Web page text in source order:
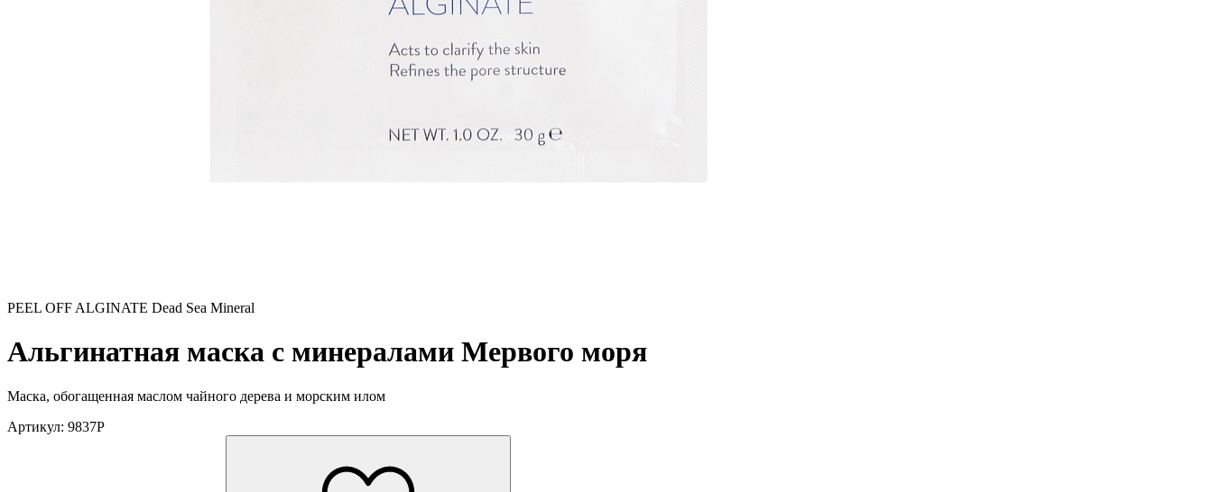
PEEL OFF ALGINATE Dead Sea Mineral
Альгинатная маска с минералами Мервого моря
Маска, обогащенная маслом чайного дерева и морским илом
Артикул: 9837P